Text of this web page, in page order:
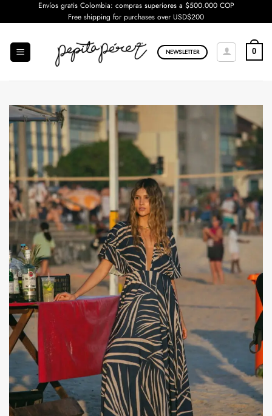
al
Envíos gratis Colombia: compras superiores a $500.000 COP
Free shipping for purchases over USD$200
NEWSLETTER 0